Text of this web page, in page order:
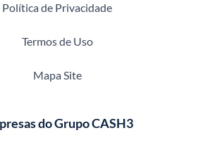
Política de Privacidade
Termos de Uso
Mapa Site
do Grupo CASH3